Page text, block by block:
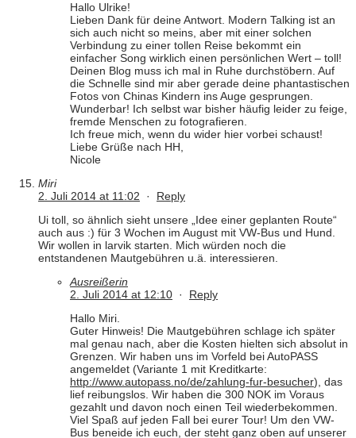
Hallo Ulrike!
Lieben Dank für deine Antwort. Modern Talking ist an
sich auch nicht so meins, aber mit einer solchen
Verbindung zu einer tollen Reise bekommt ein
einfacher Song wirklich einen persönlichen Wert – toll!
Deinen Blog muss ich mal in Ruhe durchstöbern. Auf
die Schnelle sind mir aber gerade deine phantastischen
Fotos von Chinas Kindern ins Auge gesprungen.
Wunderbar! Ich selbst war bisher häufig leider zu feige,
fremde Menschen zu fotografieren.
Ich freue mich, wenn du wider hier vorbei schaust!
Liebe Grüße nach HH,
Nicole
Miri
2. Juli 2014 at 11:02 · Reply
Ui toll, so ähnlich sieht unsere „Idee einer geplanten Route“
auch aus :) für 3 Wochen im August mit VW-Bus und Hund.
Wir wollen in larvik starten. Mich würden noch die
entstandenen Mautgebühren u.ä. interessieren.
Ausreißerin
2. Juli 2014 at 12:10 · Reply
Hallo Miri.
Guter Hinweis! Die Mautgebühren schlage ich später
mal genau nach, aber die Kosten hielten sich absolut in
Grenzen. Wir haben uns im Vorfeld bei AutoPASS
angemeldet (Variante 1 mit Kreditkarte:
http://www.autopass.no/de/zahlung-fur-besucher), das
lief reibungslos. Wir haben die 300 NOK im Voraus
gezahlt und davon noch einen Teil wiederbekommen.
Viel Spaß auf jeden Fall bei eurer Tour! Um den VW-
Bus beneide ich euch, der steht ganz oben auf unserer